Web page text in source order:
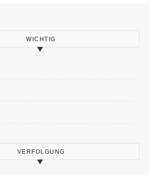
WICHTIG
VERFOLGUNG